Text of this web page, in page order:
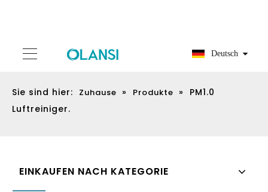
Deutsch
Sie sind hier: Zuhause » Produkte »
PM1.0
Luftreiniger.
EINKAUFEN NACH KATEGORIE